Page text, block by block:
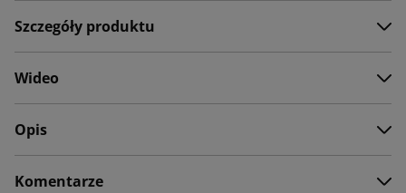
Szczegóły produktu
Wideo
Opis
Komentarze